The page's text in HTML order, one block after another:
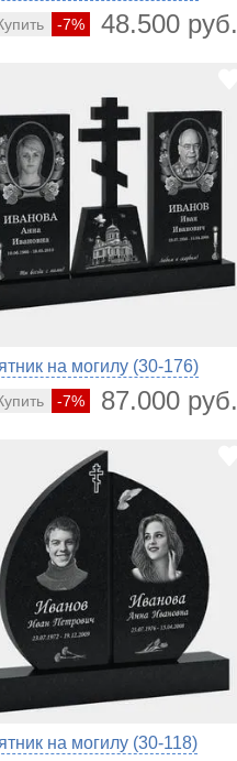
-7% 48.500 руб.
на могилу (30-176)
-7% 87.000 руб.
на могилу (30-118)